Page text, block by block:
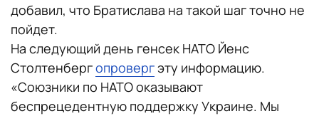
добавил, что Братислава на такой шаг точно не
пойдет.
На следующий день генсек НАТО Йенс
Столтенбергопровергэту информацию.
«Союзники по НАТО оказывают
беспрецедентную поддержку Украине. Мы